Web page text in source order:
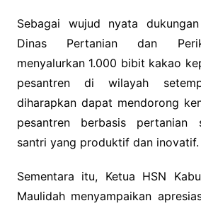
Sebagai wujud nyata
Dinas Pertanian dan
menyalurkan 1.000 bibit kakao
pesantren di wilayah
diharapkan dapat mendorong
pesantren berbasis pertanian
santri yang produktif dan inovatif.
Sementara itu, Ketua HSN
Maulidah menyampaikan